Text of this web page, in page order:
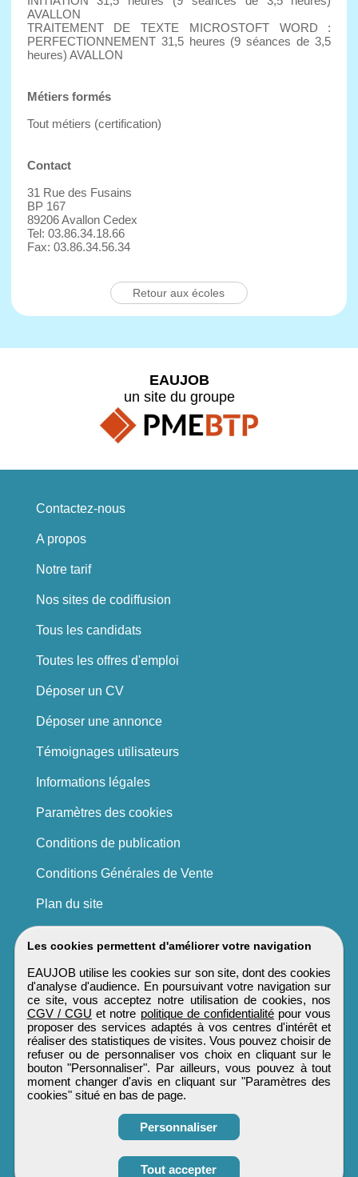
AVALLON
TRAITEMENT DE TEXTE MICROSTOFT WORD :
PERFECTIONNEMENT 31,5 heures (9 séances de 3,5
heures) AVALLON
Métiers formés
Tout métiers (certification)
Contact
31 Rue des Fusains
BP 167
89206 Avallon Cedex
Tel: 03.86.34.18.66
Fax: 03.86.34.56.34
Retour aux écoles
Les cookies permettent d'améliorer votre navigation
EAUJOB utilise les cookies sur son site, dont des cookies
d'analyse d'audience. En poursuivant votre navigation sur
ce site, vous acceptez notre utilisation de cookies, nos
CGV / CGU et notre politique de confidentialité pour vous
proposer des services adaptés à vos centres d'intérêt et
réaliser des statistiques de visites. Vous pouvez choisir de
refuser ou de personnaliser vos choix en cliquant sur le
bouton "Personnaliser". Par ailleurs, vous pouvez à tout
moment changer d'avis en cliquant sur "Paramètres des
cookies" situé en bas de page.
Personnaliser
Tout accepter
EAUJOB
un site du groupe
Contactez-nous
A propos
Notre tarif
Nos sites de codiffusion
Tous les candidats
Toutes les offres d'emploi
Déposer un CV
Déposer une annonce
Témoignages utilisateurs
Informations légales
Paramètres des cookies
Conditions de publication
Conditions Générales de Vente
Plan du site